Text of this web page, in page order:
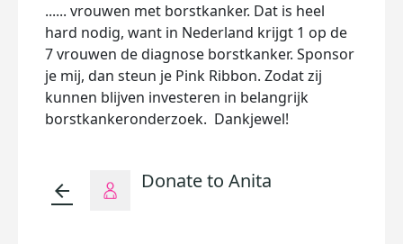
...... vrouwen met borstkanker. Dat is heel
hard nodig, want in Nederland krijgt 1 op de
7 vrouwen de diagnose borstkanker. Sponsor
je mij, dan steun je Pink Ribbon. Zodat zij
kunnen blijven investeren in belangrijk
borstkankeronderzoek. Dankjewel!
arrow_back Donate to Anita